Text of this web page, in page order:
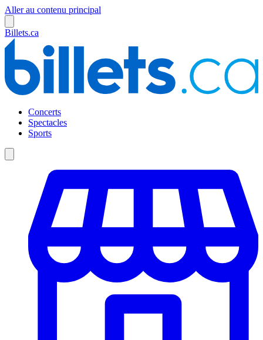
Aller au contenu principal
Billets.ca
Concerts
Spectacles
Sports